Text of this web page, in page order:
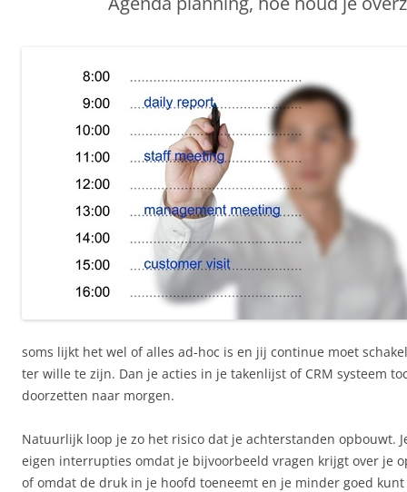
soms lijkt het wel of alles ad-hoc is en jij continue moet
ter wille te zijn. Dan je acties in je takenlijst of CRM systeem
doorzetten naar morgen.
Natuurlijk loop je zo het risico dat je achterstanden opbouwt.
eigen interrupties omdat je bijvoorbeeld vragen krijgt over je
of omdat de druk in je hoofd toeneemt en je minder goed